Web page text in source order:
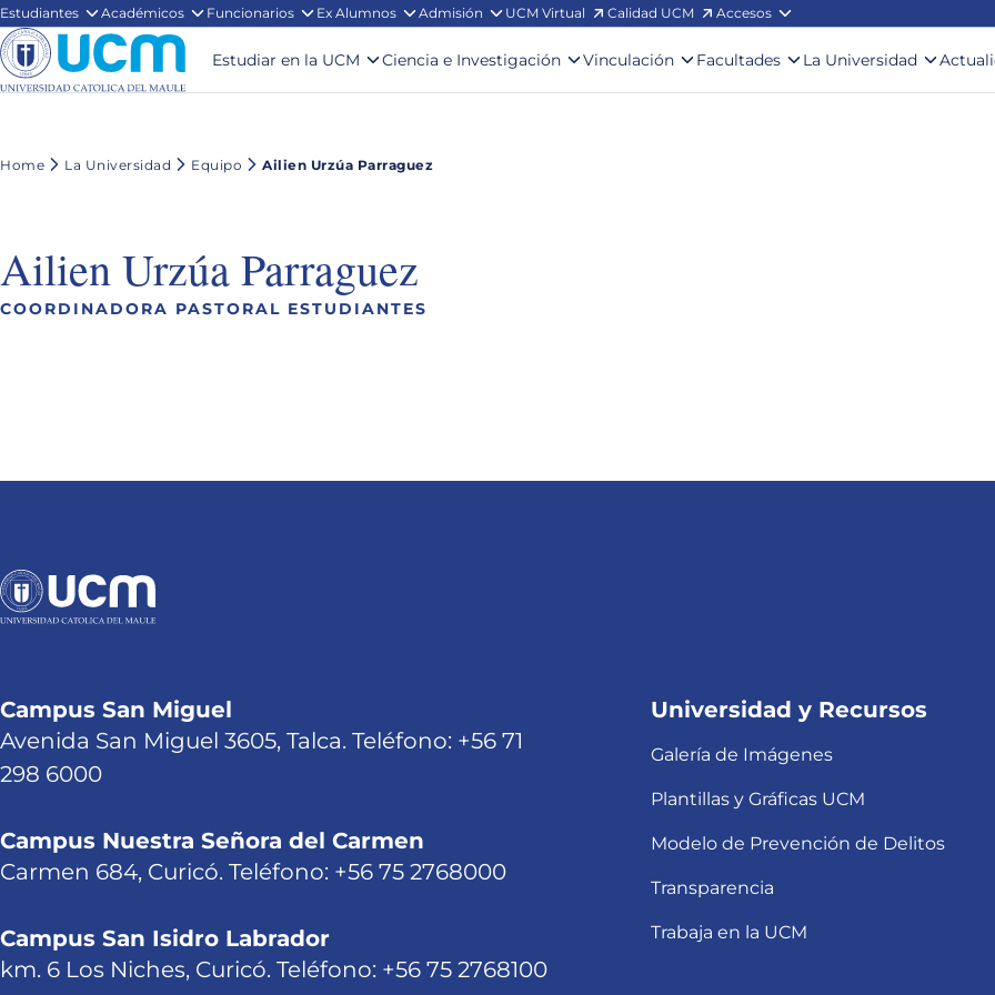
Estudiantes Académicos Funcionarios Ex Alumnos Admisión UCM Virtual Calidad UCM Accesos
Estudiar en la UCM Ciencia e Investigación Vinculación Facultades La Universidad
Home La Universidad Equipo Ailien Urzúa Parraguez
Ailien Urzúa Parraguez
COORDINADORA PASTORAL ESTUDIANTES
Campus San Miguel
Avenida San Miguel 3605, Talca. Teléfono: +56 71
298 6000
Campus Nuestra Señora del Carmen
Carmen 684, Curicó. Teléfono: +56 75 2768000
Campus San Isidro Labrador
km. 6 Los Niches, Curicó. Teléfono: +56 75 2768100
Universidad y Recursos
Galería de Imágenes
Plantillas y Gráficas UCM
Modelo de Prevención de Delitos
Transparencia
Trabaja en la UCM